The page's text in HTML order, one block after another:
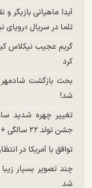
آیدا ماهیانی بازیگر و
تلما در سریال
گریم عجیب نیکلاس
کرد
بحث بازگشت
شد!
تغییر چهره شدید
جشن تولد ۲۲ سالگی + تصاویر
توافق با آمریکا در
چند تصویر بسیار
شد